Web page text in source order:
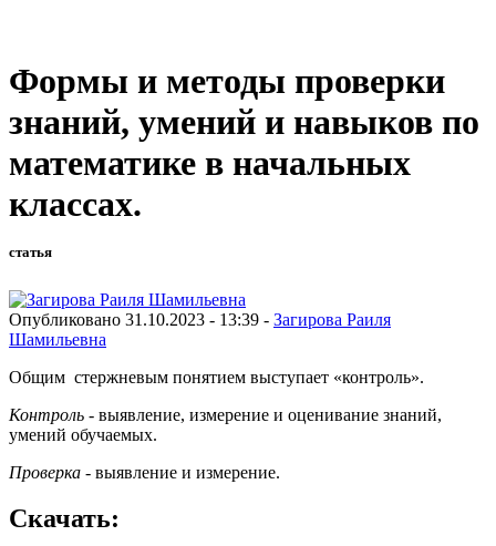
Формы и методы проверки
знаний, умений и навыков по
математике в начальных
классах.
статья
Опубликовано 31.10.2023 - 13:39 - Загирова Раиля
Шамильевна
Общим стержневым понятием выступает «контроль».
Контроль - выявление, измерение и оценивание знаний,
умений обучаемых.
Проверка - выявление и измерение.
Скачать: